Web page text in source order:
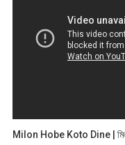
Milon Hobe Koto Dine |